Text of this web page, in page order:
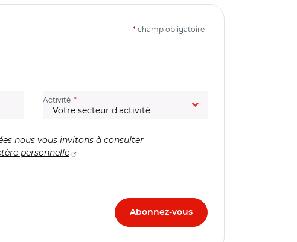
* champ obligatoire
Activité (champ obligatoire)
nous vous invitons à consulter
personnelle